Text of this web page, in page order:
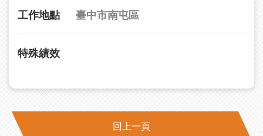
工作地點 臺中市南屯區
特殊績效
回上一頁